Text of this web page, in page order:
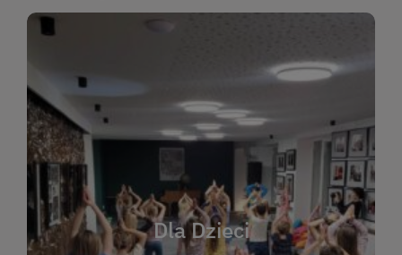
Dla Dzieci
opowiadań i lektur szkolnych, a także przyjazny
kącik do wspólnego czytania. Pragniemy
rozbudzać miłość do książek od najmłodszych lat.
Zapraszamy do wspólnej zabawy i odkrywania
świata literatury!
WIĘCEJ